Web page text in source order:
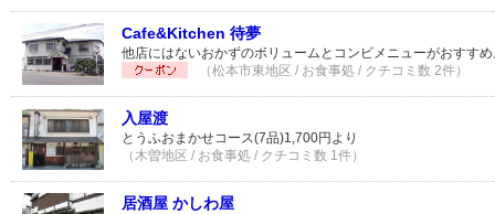
Cafe&Kitchen 待夢
他店にはないおかずのボリュームとコンビメニューがおすす
（松本市東地区 / お食事処 / クチコミ数 2件）
入屋渡
とうふおまかせコース(7品)1,700円より
（木曽地区 / お食事処 / クチコミ数 1件）
居酒屋 かしわ屋